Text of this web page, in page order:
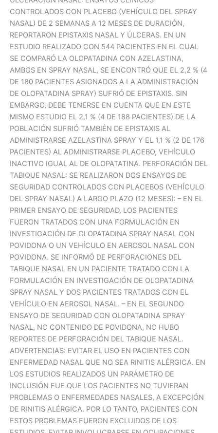
CONTROLADOS CON PLACEBO (VEHÍCULO DEL SPRAY
NASAL) DE 2 SEMANAS A 12 MESES DE DURACIÓN,
REPORTARON EPISTAXIS NASAL Y ÚLCERAS. EN UN
ESTUDIO REALIZADO CON 544 PACIENTES EN EL CUAL
SE COMPARÓ LA OLOPATADINA CON AZELASTINA,
AMBOS EN SPRAY NASAL, SE ENCONTRÓ QUE EL 2,2 % (4
DE 180 PACIENTES ASIGNADOS A LA ADMINISTRACIÓN
DE OLOPATADINA SPRAY) SUFRIÓ DE EPISTAXIS. SIN
EMBARGO, DEBE TENERSE EN CUENTA QUE EN ESTE
MISMO ESTUDIO EL 2,1 % (4 DE 188 PACIENTES) DE LA
POBLACIÓN SUFRIÓ TAMBIÉN DE EPISTAXIS AL
ADMINISTRARSE AZELASTINA SPRAY Y EL 1,1 % (2 DE 176
PACIENTES) AL ADMINISTRARSE PLACEBO, VEHÍCULO
INACTIVO IGUAL AL DE OLOPATATINA. PERFORACIÓN DEL
TABIQUE NASAL: SE REALIZARON DOS ENSAYOS DE
SEGURIDAD CONTROLADOS CON PLACEBOS (VEHÍCULO
DEL SPRAY NASAL) A LARGO PLAZO (12 MESES): – EN EL
PRIMER ENSAYO DE SEGURIDAD, LOS PACIENTES
FUERON TRATADOS CON UNA FORMULACIÓN EN
INVESTIGACIÓN DE OLOPATADINA SPRAY NASAL CON
POVIDONA O UN VEHÍCULO EN AEROSOL NASAL CON
POVIDONA. SE INFORMÓ DE PERFORACIONES DEL
TABIQUE NASAL EN UN PACIENTE TRATADO CON LA
FORMULACIÓN EN INVESTIGACIÓN DE OLOPATADINA
SPRAY NASAL Y DOS PACIENTES TRATADOS CON EL
VEHÍCULO EN AEROSOL NASAL. – EN EL SEGUNDO
ENSAYO DE SEGURIDAD CON OLOPATADINA SPRAY
NASAL, NO CONTENIDO DE POVIDONA, NO HUBO
REPORTES DE PERFORACIÓN DEL TABIQUE NASAL.
ADVERTENCIAS: EVITAR EL USO EN PACIENTES CON
ENFERMEDAD NASAL QUE NO SEA RINITIS ALÉRGICA. EN
LOS ESTUDIOS REALIZADOS UN PARÁMETRO DE
INCLUSIÓN FUE QUE LOS PACIENTES NO TUVIERAN
PROBLEMAS O ENFERMEDADES NASALES, A EXCEPCIÓN
DE RINITIS ALÉRGICA. POR LO TANTO, PACIENTES CON
ESTOS PROBLEMAS FUERON EXCLUIDOS DE LOS